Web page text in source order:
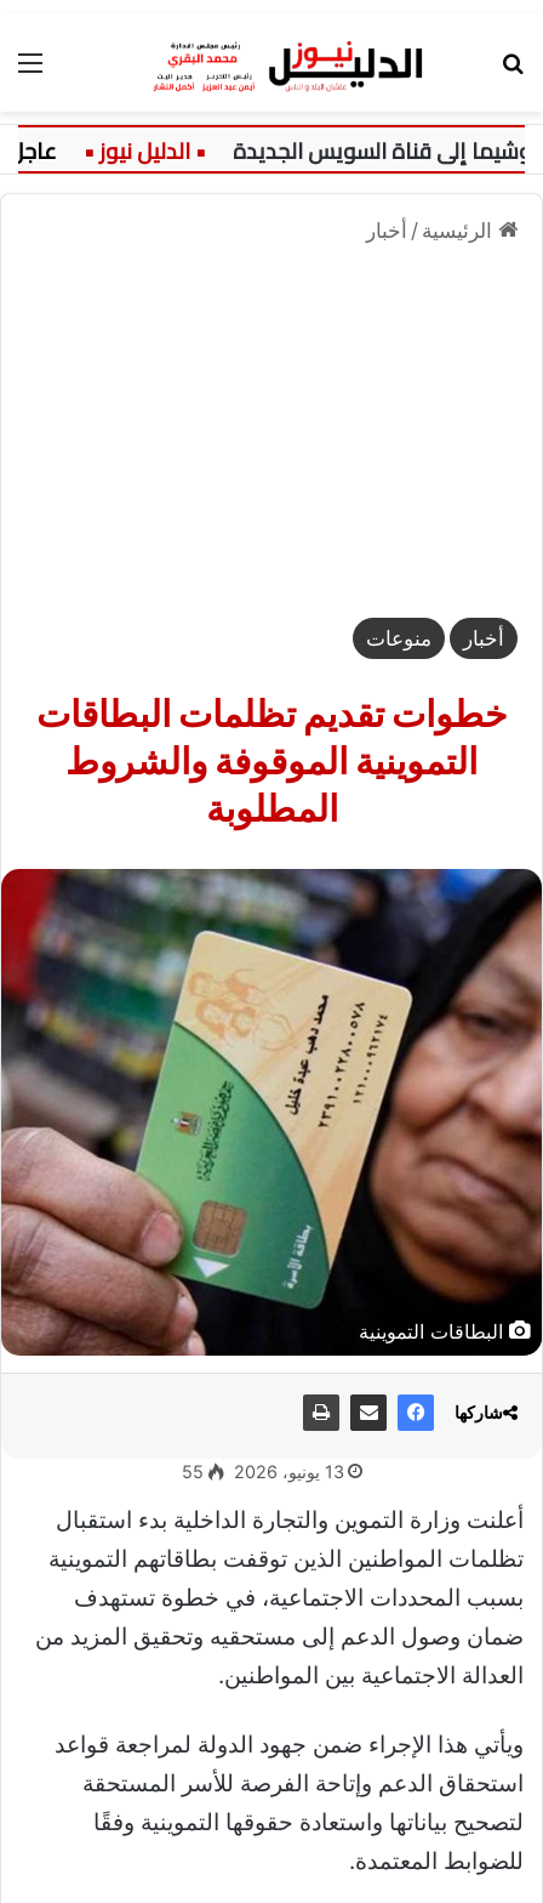
عاجل:
الرئيسية / أخبار
أخبار منوعات
خطوات تقديم تظلمات البطاقات
التموينية الموقوفة والشروط
المطلوبة
البطاقات التموينية
13 يونيو، 2026 55
أعلنت وزارة التموين والتجارة الداخلية بدء استقبال
تظلمات المواطنين الذين توقفت بطاقاتهم التموينية
بسبب المحددات الاجتماعية، في خطوة تستهدف
ضمان وصول الدعم إلى مستحقيه وتحقيق المزيد من
العدالة الاجتماعية بين المواطنين.
ويأتي هذا الإجراء ضمن جهود الدولة لمراجعة قواعد
استحقاق الدعم وإتاحة الفرصة للأسر المستحقة
لتصحيح بياناتها واستعادة حقوقها التموينية وفقًا
للضوابط المعتمدة.
شاركها